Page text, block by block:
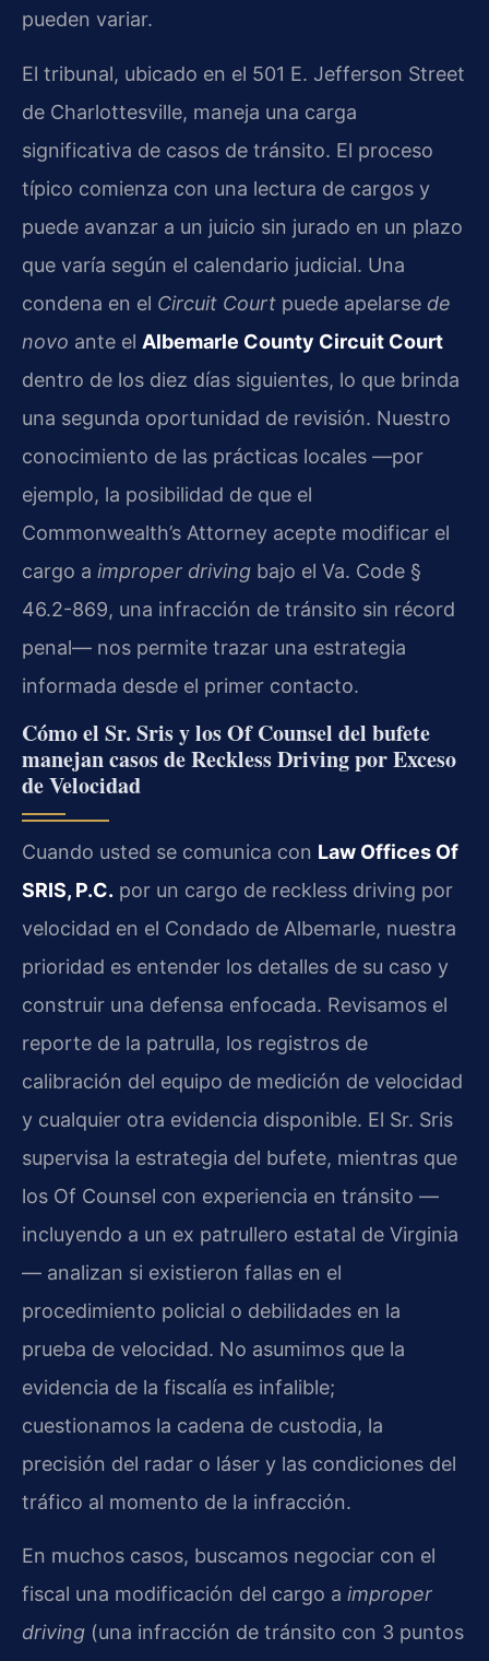
pueden variar.
El tribunal, ubicado en el 501 E. Jefferson Street
de Charlottesville, maneja una carga
significativa de casos de tránsito. El proceso
típico comienza con una lectura de cargos y
puede avanzar a un juicio sin jurado en un plazo
que varía según el calendario judicial. Una
condena en el Circuit Court puede apelarse de
novo ante el Albemarle County Circuit Court
dentro de los diez días siguientes, lo que brinda
una segunda oportunidad de revisión. Nuestro
conocimiento de las prácticas locales —por
ejemplo, la posibilidad de que el
Commonwealth’s Attorney acepte modificar el
cargo a improper driving bajo el Va. Code §
46.2-869, una infracción de tránsito sin récord
penal— nos permite trazar una estrategia
informada desde el primer contacto.
Cómo el Sr. Sris y los Of Counsel del bufete
manejan casos de Reckless Driving por Exceso
de Velocidad
Cuando usted se comunica con Law Offices Of
SRIS, P.C. por un cargo de reckless driving por
velocidad en el Condado de Albemarle, nuestra
prioridad es entender los detalles de su caso y
construir una defensa enfocada. Revisamos el
reporte de la patrulla, los registros de
calibración del equipo de medición de velocidad
y cualquier otra evidencia disponible. El Sr. Sris
supervisa la estrategia del bufete, mientras que
los Of Counsel con experiencia en tránsito —
incluyendo a un ex patrullero estatal de Virginia
— analizan si existieron fallas en el
procedimiento policial o debilidades en la
prueba de velocidad. No asumimos que la
evidencia de la fiscalía es infalible;
cuestionamos la cadena de custodia, la
precisión del radar o láser y las condiciones del
tráfico al momento de la infracción.
En muchos casos, buscamos negociar con el
fiscal una modificación del cargo a improper
driving (una infracción de tránsito con 3 puntos